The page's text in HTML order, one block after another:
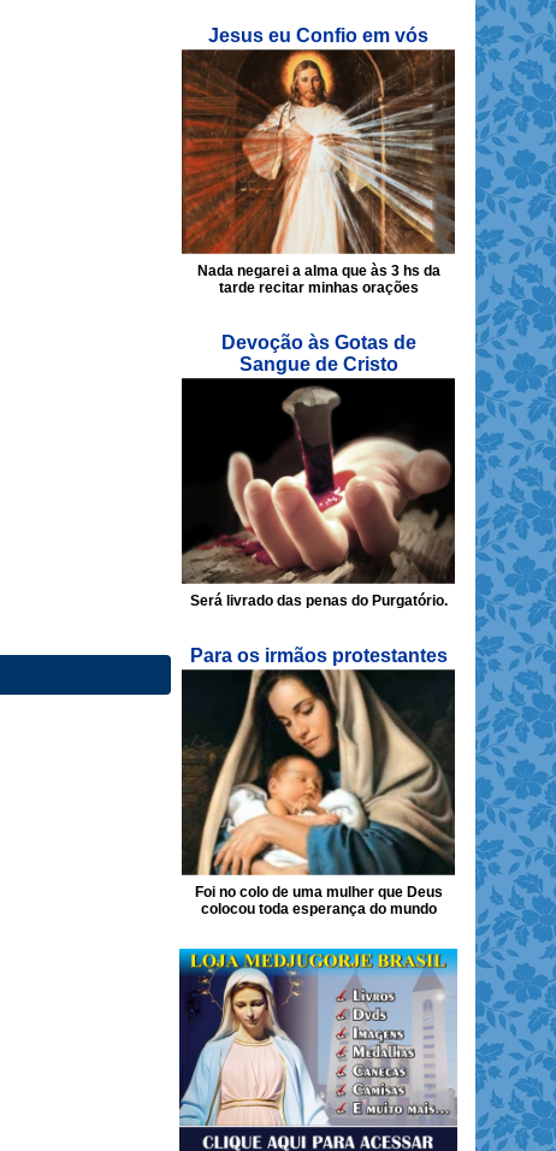
Jesus eu Confio em vós
Nada negarei a alma que às 3 hs da
tarde recitar minhas orações
Devoção às Gotas de
Sangue de Cristo
Será livrado das penas do Purgatório.
Para os irmãos protestantes
Foi no colo de uma mulher que Deus
colocou toda esperança do mundo